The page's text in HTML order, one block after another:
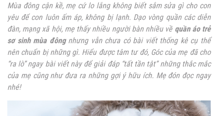
Mùa đông cận kề, mẹ cứ lo lắng không biết sắm sửa gì cho con
yêu để con luôn ấm áp, không bị lạnh. Dạo vòng quần các diễn
đàn, mạng xã hội, mẹ thấy nhiều người bàn nhiều về quần áo trẻ
sơ sinh mùa đôngnhưng vẫn chưa có bài viết thống kê cụ thể
nên chuẩn bị những gì. Hiểu được tâm tư đó, Góc của mẹ đã cho
“ra lò” ngay bài viết này để giải đáp “tất tần tật” những thắc mắc
của mẹ cũng như đưa ra những gợi ý hữu ích. Mẹ đón đọc ngay
nhé!